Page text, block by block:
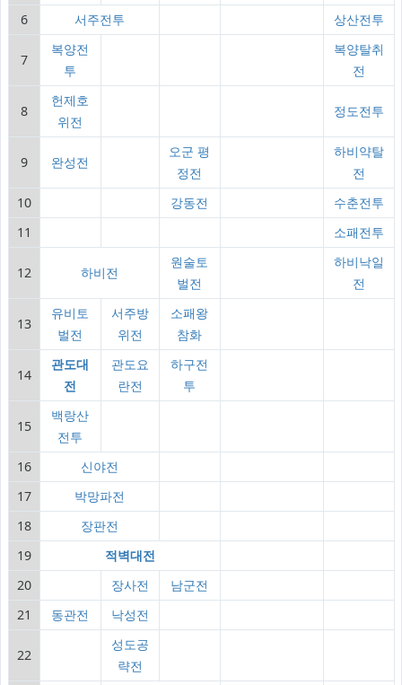
6 서주전투 상산전투
7
복양전
투
복양탈취
전
8
헌제호
위전
정도전투
9 완성전
오군 평
정전
하비약탈
전
10
강동전
수춘전투
11
소패전투
12 하비전
원술토
벌전
하비낙일
전
13
유비토
벌전
서주방
위전
소패왕
참화
14
관도대
전
관도요
란전
하구전
투
15
백랑산
전투
16
신야전
17
박망파전
18
장판전
19
적벽대전
20
장사전
남군전
21
동관전 낙성전
22
성도공
략전